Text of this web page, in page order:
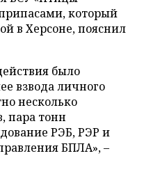
который
в Херсоне, пояснил
было
взвода личного
несколько
пара тонн
РЭБ, РЭР и
БПЛА», –